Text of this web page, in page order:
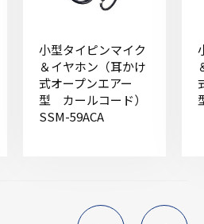
小型タイピンマイク
＆イヤホン（耳かけ
式オープンエアー
型 カールコード）
SSM-59ACA